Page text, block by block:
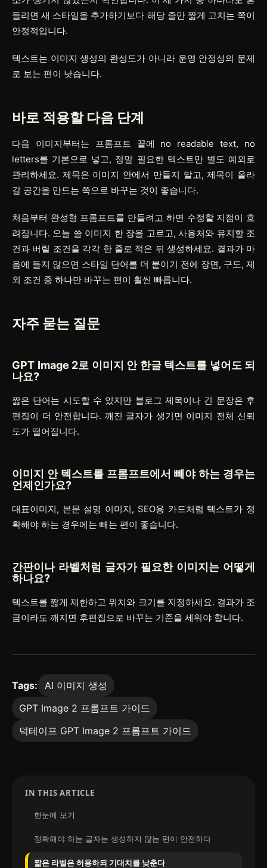
들리면 새 스타일을 추가하기보다 해당 줄만 짧게 고치는 쪽이
안정적입니다.
텍스트는 이미지 생성의 완성도가 아니라 운영 안정성의 문제
로 보는 편이 낫습니다.
바로 적용할 다음 단계
다음 이미지부터는 프롬프트 끝에 no readable text, no
letters를 기본으로 넣고, 정말 필요한 텍스트만 별도 예외로
관리하세요. 제목은 이미지 안에서 만들지 말고, 제목이 올라
갈 공간을 만드는 쪽으로 바꾸는 것이 좋습니다.
처음부터 완성형 프롬프트를 만들려고 하면 수정할 지점이 흐
려집니다. 오늘 쓸 이미지 한 장을 고르고, 사용처와 유지할 조
건과 버릴 조건을 각각 한 줄로 적은 뒤 생성하세요. 결과가 마
음에 들지 않으면 스타일 단어를 더 붙이기 전에 장면, 구도, 제
외 조건 중 하나만 바꾸는 편이 훨씬 빠릅니다.
자주 묻는 질문
GPT Image 2로 이미지 안 한글 텍스트를 넣어도 되
나요?
짧은 단어는 시도할 수 있지만 블로그 제목이나 긴 문장은 후
편집이 더 안전합니다. 깨진 글자가 생기면 이미지 전체 신뢰
도가 떨어집니다.
이미지 안 텍스트를 프롬프트에서 빼야 하는 경우는
언제인가요?
대표이미지, 본문 설명 이미지, SEO용 카드처럼 텍스트가 정
확해야 하는 경우에는 빼는 편이 좋습니다.
간판이나 라벨처럼 글자가 필요한 이미지는 어떻게
하나요?
텍스트를 짧게 제한하고 위치와 크기를 지정하세요. 결과가 조
금이라도 깨지면 후편집으로 바꾸는 기준을 세워야 합니다.
Tags:
AI 이미지 생성
GPT Image 2 프롬프트 가이드
덕테이프 GPT Image 2 프롬프트 가이드
IN THIS ARTICLE
한눈에 보기
정확해야 하는 글자는 생성하지 않는 편이 안전하다
짧은 라벨은 허용하되 기대치를 낮춘다